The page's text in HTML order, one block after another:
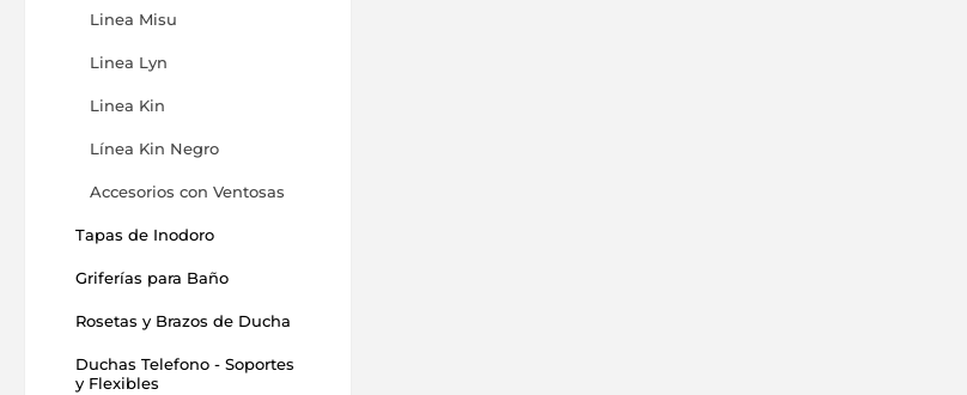
Linea Misu
Linea Lyn
Linea Kin
Línea Kin Negro
Accesorios con Ventosas
Tapas de Inodoro
Griferías para Baño
Rosetas y Brazos de Ducha
Duchas Telefono - Soportes
y Flexibles